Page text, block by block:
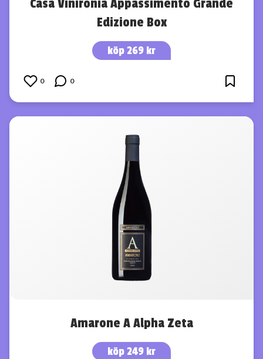
Casa Vinironia Appassimento Grande
Edizione Box
köp 269 kr
0 0
Amarone A Alpha Zeta
köp 249 kr